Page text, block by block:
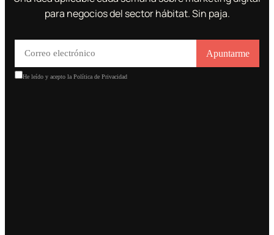
para negocios del sector hábitat. Sin paja.